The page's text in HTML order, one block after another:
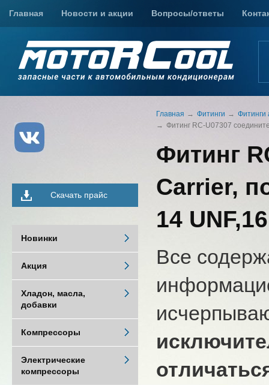
Главная Новости и акции Вопросы/ответы
Главная Фитинги
Фитинги
Фитинг RC-U07307
Фитинг
Carrier,
14
Все
Скачать прайс
Новинки
Акция
Хладон, масла,
добавки
Компрессоры
Электрические
компрессоры